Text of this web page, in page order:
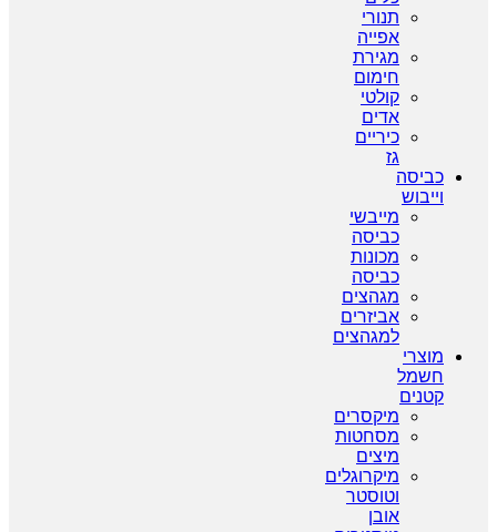
תנורי
אפייה
מגירת
חימום
קולטי
אדים
כיריים
גז
כביסה
וייבוש
מייבשי
כביסה
מכונות
כביסה
מגהצים
אביזרים
למגהצים
מוצרי
חשמל
קטנים
מיקסרים
מסחטות
מיצים
מיקרוגלים
וטוסטר
אובן